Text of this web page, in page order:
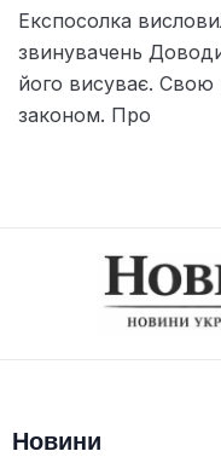
Експосолка
звинувачень
його висуває. Свою
законом. Про
Новини